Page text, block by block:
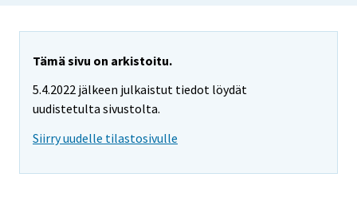
Tämä sivu on arkistoitu.
5.4.2022 jälkeen julkaistut tiedot löydät
uudistetulta sivustolta.
Siirry uudelle tilastosivulle